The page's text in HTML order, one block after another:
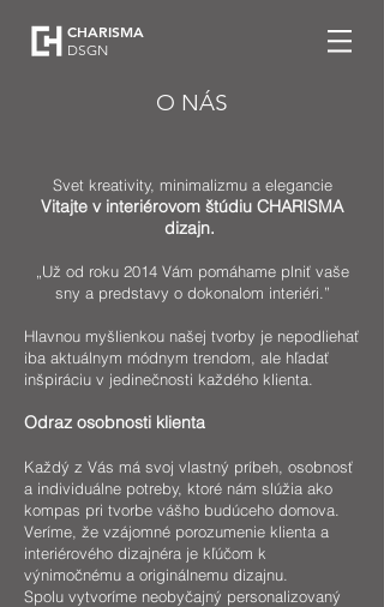
CHARISMA
DSGN
O NÁS
Svet kreativity, minimalizmu a elegancie
Vitajte v interiérovom štúdiu CHARISMA
dizajn.
„Už od roku 2014 Vám pomáhame plniť vaše
sny a predstavy o dokonalom interiéri.”
Hlavnou myšlienkou našej tvorby je nepodliehať
iba aktuálnym módnym trendom, ale hľadať
inšpiráciu v jedinečnosti každého klienta.
Odraz osobnosti klienta
Každý z Vás má svoj vlastný príbeh, osobnosť
a individuálne potreby, ktoré nám slúžia ako
kompas pri tvorbe vášho budúceho domova.
Veríme, že vzájomné porozumenie klienta a
interiérového dizajnéra je kľúčom k
výnimočnému a originálnemu dizajnu.
Spolu vytvoríme neobyčajný personalizovaný